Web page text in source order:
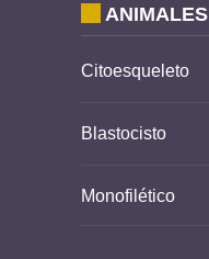
ANIMALES
Citoesqueleto
Blastocisto
Monofilético